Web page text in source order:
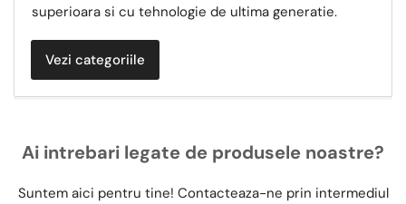
superioara si cu tehnologie de ultima generatie.
Vezi categoriile
Ai intrebari legate de produsele noastre?
Suntem aici pentru tine! Contacteaza-ne prin intermediul